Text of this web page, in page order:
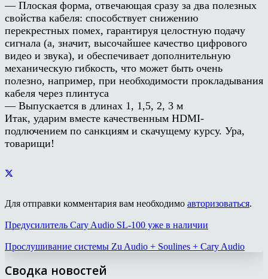
— Плоская форма, отвечающая сразу за два полезных
свойства кабеля: способствует снижению
перекрестных помех, гарантируя целостную подачу
сигнала (а, значит, высочайшее качество цифрового
видео и звука), и обеспечивает дополнительную
механическую гибкость, что может быть очень
полезно, например, при необходимости прокладывания
кабеля через плинтуса
— Выпускается в длинах 1, 1,5, 2, 3 м
Итак, ударим вместе качественным HDMI-
подлючением по санкциям и скачущему курсу. Ура,
товарищи!
Для отправки комментария вам необходимо авторизоваться.
Предусилитель Cary Audio SL-100 уже в наличии
Прослушивание системы Zu Audio + Soulines + Cary Audio
Сводка новостей